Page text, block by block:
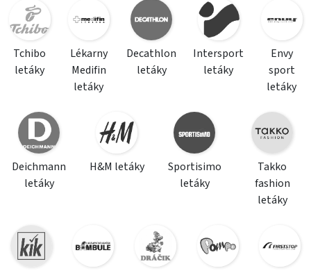
Tchibo
letáky
Lékarny
Medifin
letáky
Decathlon
letáky
Intersport
letáky
Envy
sport
letáky
Deichmann
letáky
H&M letáky
Sportisimo
letáky
Takko
fashion
letáky